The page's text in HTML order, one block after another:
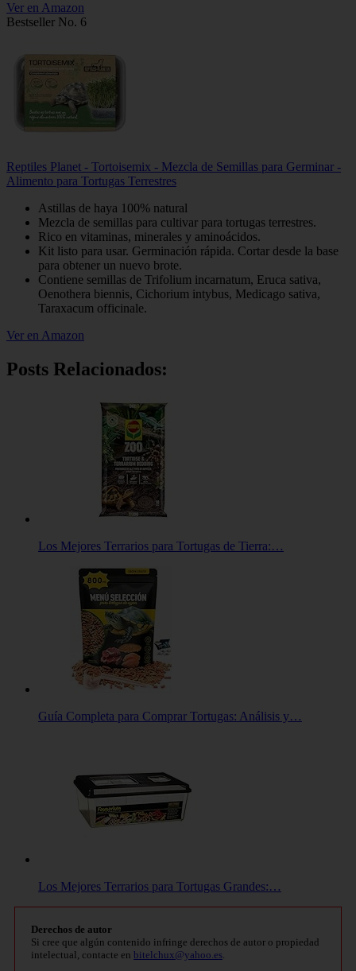
Ver en Amazon
Bestseller No. 6
Reptiles Planet - Tortoisemix - Mezcla de Semillas para Germinar -
Alimento para Tortugas Terrestres
Astillas de haya 100% natural
Mezcla de semillas para cultivar para tortugas terrestres.
Rico en vitaminas, minerales y aminoácidos.
Kit listo para usar. Germinación rápida. Cortar desde la base
para obtener un nuevo brote.
Contiene semillas de Trifolium incarnatum, Eruca sativa,
Oenothera biennis, Cichorium intybus, Medicago sativa,
Taraxacum officinale.
Ver en Amazon
Posts Relacionados:
Los Mejores Terrarios para Tortugas de Tierra:…
Guía Completa para Comprar Tortugas: Análisis y…
Los Mejores Terrarios para Tortugas Grandes:…
Derechos de autor
Si cree que algún contenido infringe derechos de autor o propiedad
intelectual, contacte en bitelchux@yahoo.es.